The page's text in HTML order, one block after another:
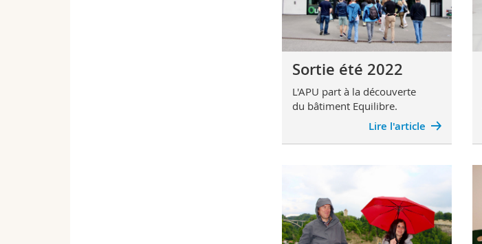
Sortie été 2022
L'APU part à la découverte
du bâtiment Equilibre.
Lire l'article